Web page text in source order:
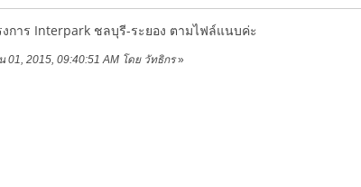
การ Interpark ชลบุรี-ระยอง ตามไฟล์แนบค่ะ
01, 2015, 09:40:51 AM โดย วัทธิกร»